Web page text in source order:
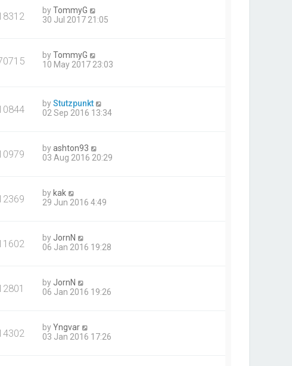
byTommyG
30 Jul 2017 21:05
byTommyG
10 May 2017 23:03
byStutzpunkt
02 Sep 2016 13:34
byashton93
03 Aug 2016 20:29
by kak
29 Jun 2016 4:49
by JornN
06 Jan 2016 19:28
by JornN
06 Jan 2016 19:26
byYngvar
03 Jan 2016 17:26